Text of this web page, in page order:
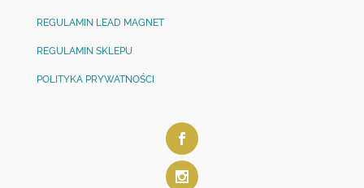
REGULAMIN LEAD MAGNET
REGULAMIN SKLEPU
POLITYKA PRYWATNOŚCI